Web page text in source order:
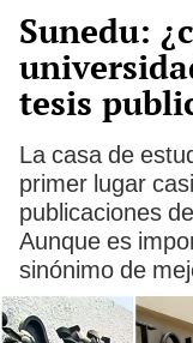
Sunedu:
tesis
La casa de
primer lugar
publicaciones
Aunque es
sinónimo de